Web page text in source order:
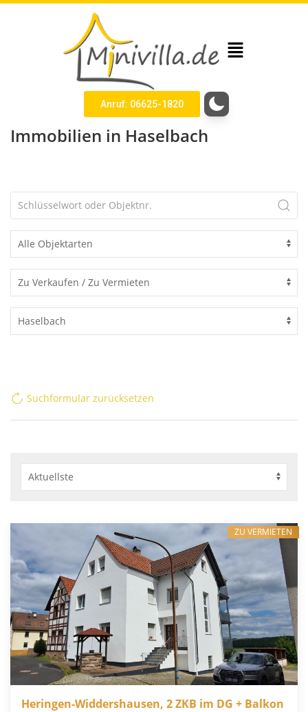
Anruf: 06625-1820
Immobilien in Haselbach
Suchformular zurücksetzen
Heringen-Widdershausen, 2 ZKB im DG + Balkon
ZU VERMIETEN